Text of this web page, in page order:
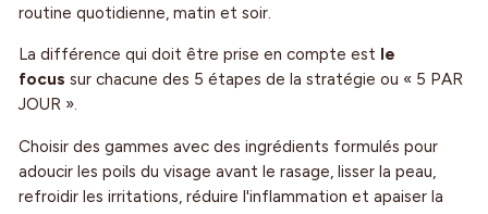
routine quotidienne, matin et soir.
La différence qui doit être prise en compte est le
focus sur chacune des 5 étapes de la stratégie ou « 5 PAR
JOUR ».
Choisir des gammes avec des ingrédients formulés pour
adoucir les poils du visage avant le rasage, lisser la peau,
refroidir les irritations, réduire l'inflammation et apaiser la